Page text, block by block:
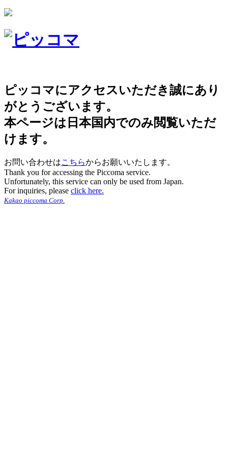
ピッコマにアクセスいただき誠にあり
がとうございます。
本ページは日本国内でのみ閲覧いただ
けます。
お問い合わせはこちらからお願いいたします。
Thank you for accessing the Piccoma service.
Unfortunately, this service can only be used from Japan.
For inquiries, please click here.
Kakao piccoma Corp.